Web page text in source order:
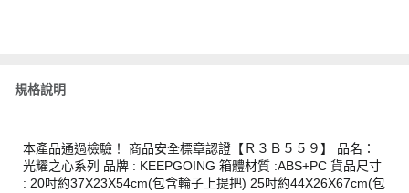
規格說明
本產品通過檢驗！ 商品安全標章認證【Ｒ３Ｂ５５９】 品名：
光耀之心系列 品牌 : KEEPGOING 箱體材質 :ABS+PC 貨品尺寸
: 20吋約37X23X54cm(包含輪子上提把) 25吋約44X26X67cm(包